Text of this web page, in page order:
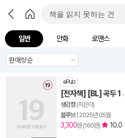
일반 만화 로맨스
ePub
[전자책] [BL] 곡두 1 -
생강청 (지은이)
블루브| 2025년 05월
3,300원 (160원) 10.0